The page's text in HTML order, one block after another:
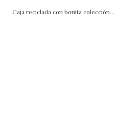
Caja reciclada con bonita colección...